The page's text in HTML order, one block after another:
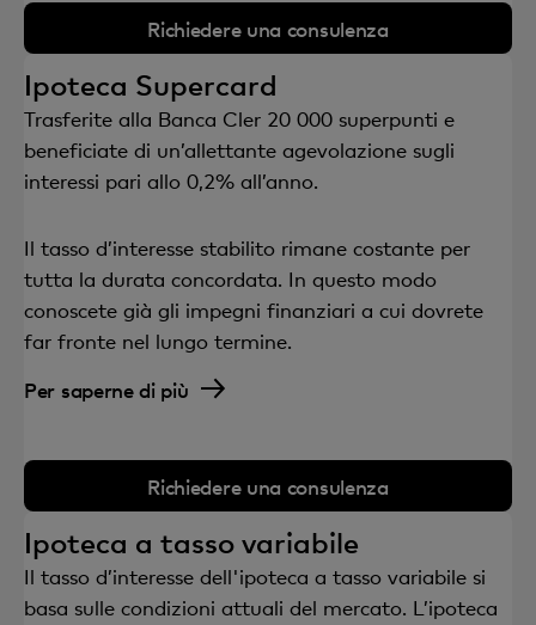
Richiedere una consulenza
Ipoteca Supercard
Trasferite alla Banca Cler 20 000 superpunti e
beneficiate di un’allettante agevolazione sugli
interessi pari allo 0,2% all’anno.
Il tasso d’interesse stabilito rimane costante per
tutta la durata concordata. In questo modo
conoscete già gli impegni finanziari a cui dovrete
far fronte nel lungo termine.
Per saperne di più
Richiedere una consulenza
Ipoteca a tasso variabile
Il tasso d’interesse dell'ipoteca a tasso variabile si
basa sulle condizioni attuali del mercato. L’ipoteca